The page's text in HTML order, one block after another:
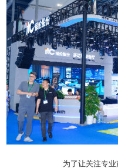
为了让关注专